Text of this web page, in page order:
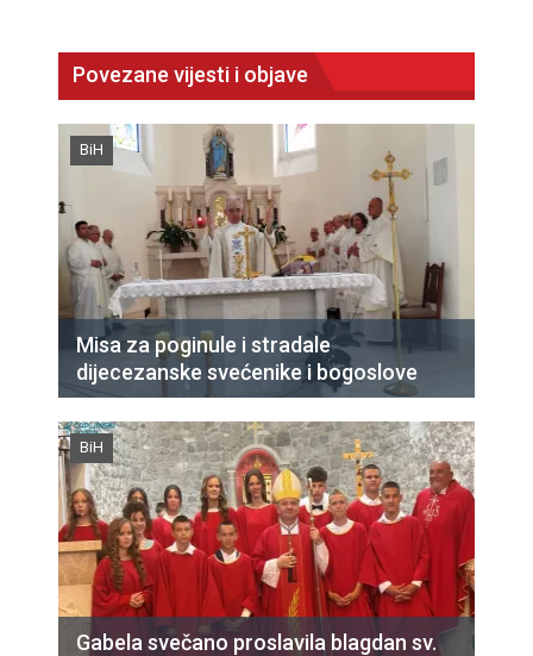
Povezane vijesti i objave
BiH
Misa za poginule i stradale
dijecezanske svećenike i bogoslove
BiH
Gabela svečano proslavila blagdan sv.